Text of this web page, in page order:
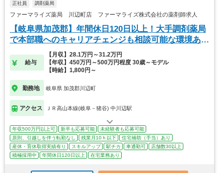
正社員 調剤薬局
ファーマライズ薬局 川辺町店 ファーマライズ株式会社の薬剤師求人
【岐阜県加茂郡】年間休日120日以上！大手調剤薬局
で本部職へのキャリアチェンジも相談可能な環境あ
給与
【月収】28.1万円～31.2万円
【年収】450万円～500万円程度 30歳～モデル
【時給】1,800円～
勤務地 岐阜県 加茂郡川辺町
アクセス ＪＲ高山本線(岐阜－猪谷) 中川辺駅
年収500万円以上可 新卒も応募可能
未経験者も応募可能
原則、引越しを伴う転勤なし
残業月10ｈ以下
住宅補助（手当）あり
産休・育休取得実績有り
スキルアップ 駅チカ 車通勤可
店舗数30以上
積極採用中
年間休日120日以上 在宅業務あり